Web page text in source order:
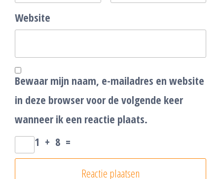
Website
Bewaar mijn naam, e-mailadres en website
in deze browser voor de volgende keer
wanneer ik een reactie plaats.
1 + 8 =